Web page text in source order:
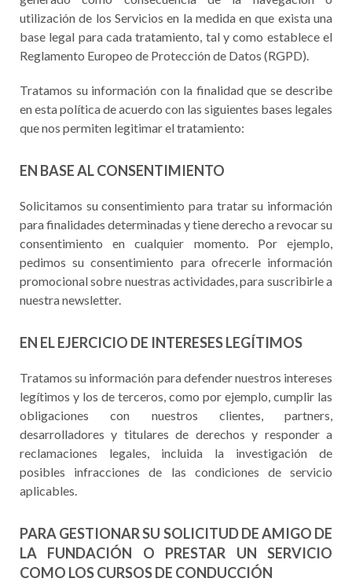
utilización de los Servicios en la medida en que exista una
base legal para cada tratamiento, tal y como establece el
Reglamento Europeo de Protección de Datos (RGPD).
Tratamos su información con la finalidad que se describe
en esta política de acuerdo con las siguientes bases legales
que nos permiten legitimar el tratamiento:
EN BASE AL CONSENTIMIENTO
Solicitamos su consentimiento para tratar su información
para finalidades determinadas y tiene derecho a revocar su
consentimiento en cualquier momento. Por ejemplo,
pedimos su consentimiento para ofrecerle información
promocional sobre nuestras actividades, para suscribirle a
nuestra newsletter.
EN EL EJERCICIO DE INTERESES LEGÍTIMOS
Tratamos su información para defender nuestros intereses
legítimos y los de terceros, como por ejemplo, cumplir las
obligaciones con nuestros clientes, partners,
desarrolladores y titulares de derechos y responder a
reclamaciones legales, incluida la investigación de
posibles infracciones de las condiciones de servicio
aplicables.
PARA GESTIONAR SU SOLICITUD DE AMIGO DE
LA FUNDACIÓN O PRESTAR UN SERVICIO
COMO LOS CURSOS DE CONDUCCIÓN